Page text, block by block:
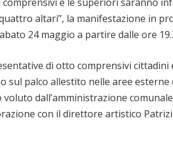
altari”, la manifestazione in
24 maggio a partire dalle ore
di otto comprensivi
sul palco allestito nelle aree esterne
voluto dall’amministrazione
con il direttore artistico